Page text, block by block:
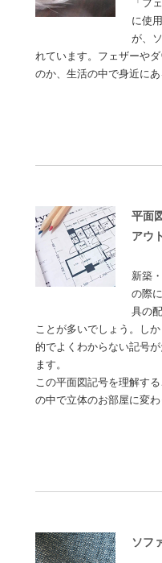
「フ
に使
が、
れています。フェザーや
のか、生活の中で身近に
平面
アウト
新築
の際
具の
ことが多いでしょう。し
的でよくわからない記号
ます。
この平面図記号を理解す
の中で立体のお部屋に変
ソフ